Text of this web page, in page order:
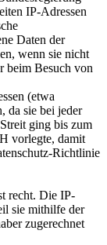
IP-Adressen
Daten der
wenn sie nicht
beim Besuch von
(etwa
da sie bei jeder
ging bis zum
vorlegte, damit
Richtlinie
recht. Die IP-
sie mithilfe der
zugerechnet